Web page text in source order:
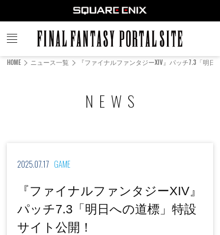
FINAL
FANTASY
HOME ニュース一覧 『ファイナルファンタジーXIV』パッチ7.3「明
NEWS
GAME
2025.07.17
『ファイナルファンタジーXIV』
パッチ7.3「明日への道標」特設
サイト公開！